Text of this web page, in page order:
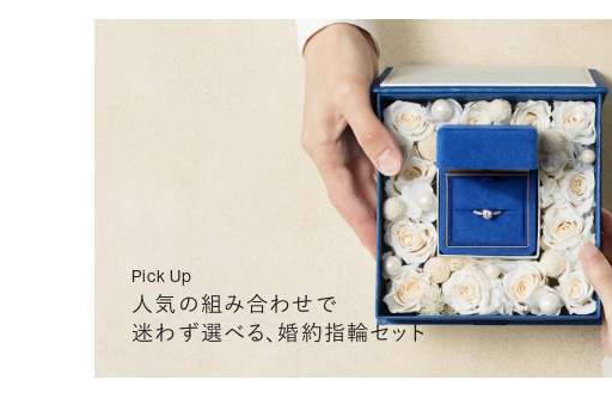
Pick Up
人気の組み合わせで
迷わず選べる、婚約指輪セット